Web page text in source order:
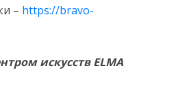
– https://bravo-
искусств ELMA